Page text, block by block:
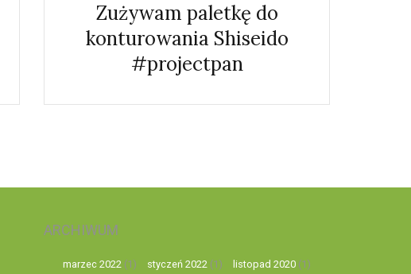
Zużywam paletkę do
konturowania Shiseido
#projectpan
ARCHIWUM
marzec 2022 (1) styczeń 2022 (1) listopad 2020(1)